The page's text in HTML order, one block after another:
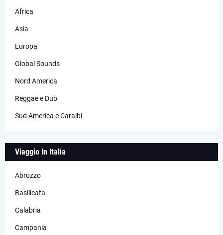
Africa
Asia
Europa
Global Sounds
Nord America
Reggae e Dub
Sud America e Caraibi
Viaggio In Italia
Abruzzo
Basilicata
Calabria
Campania